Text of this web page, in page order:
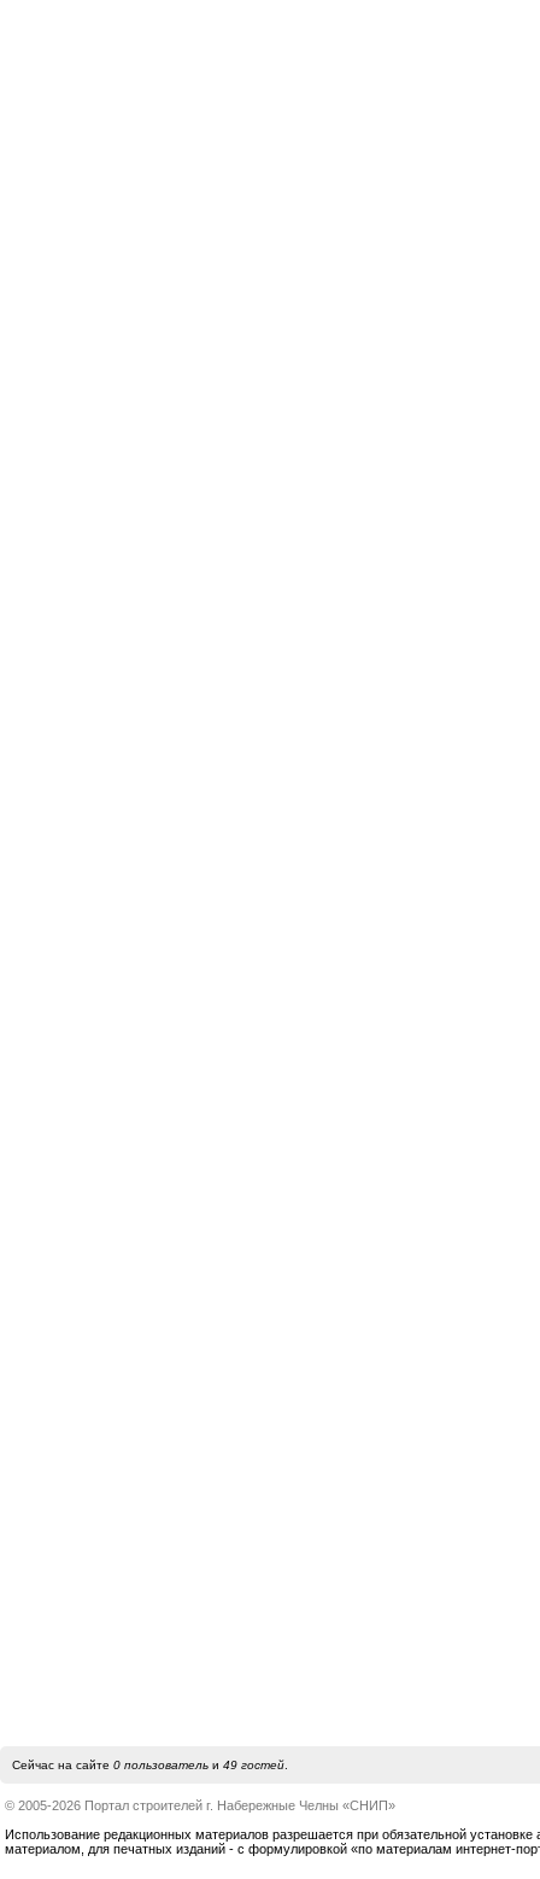
Сейчас на сайте 0 пользовательи 49 гостей.
© 2005-2026 Портал строителей г. Набережные Челны «СНИП»
Использование редакционных материалов разрешается при обязательной установке
материалом, для печатных изданий - с формулировкой «по материалам интернет-